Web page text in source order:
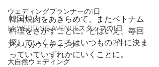
ウェディングプランナーの1日
LA WEDDING AVENUEスタッフの1日
アメリカウェディング
大自然ウェディング
韓国焼肉をあきらめて、またベトナム
料理をさがすことに。とはいえ、毎回
探していくところはいつもの2件に決ま
っていていずれかにいくことに。